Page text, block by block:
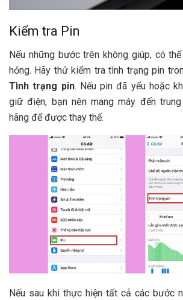
Kiểm tra Pin
Nếu những bước trên không giúp, có
hỏng. Hãy thử kiểm tra tình trạng pin
Tình trạng pin. Nếu pin đã yếu hoặc
giữ điện, bạn nên mang máy đến
hãng để được thay thế.
Nếu sau khi thực hiện tất cả các bước